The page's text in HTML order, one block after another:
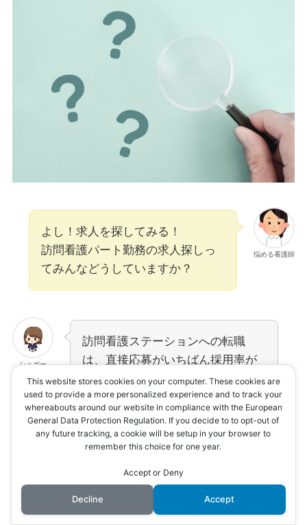
悩める看護師
よし！求人を探してみる！
訪問看護パート勤務の求人探しっ
てみんなどうしていますか？
シュガー
訪問看護ステーションへの転職
は、直接応募がいちばん採用率が
高いと言われているよ。
訪問看護ステーションへの転職は、直接応募がい
なぜなら、訪問看護ステーション側として、採用
This website stores cookies on your computer. These cookies are
used to provide a more personalized experience and to track your
whereabouts around our website in compliance with the European
General Data Protection Regulation. If you decide to to opt-out of
any future tracking, a cookie will be setup in your browser to
remember this choice for one year.
Accept or Deny
Decline Accept